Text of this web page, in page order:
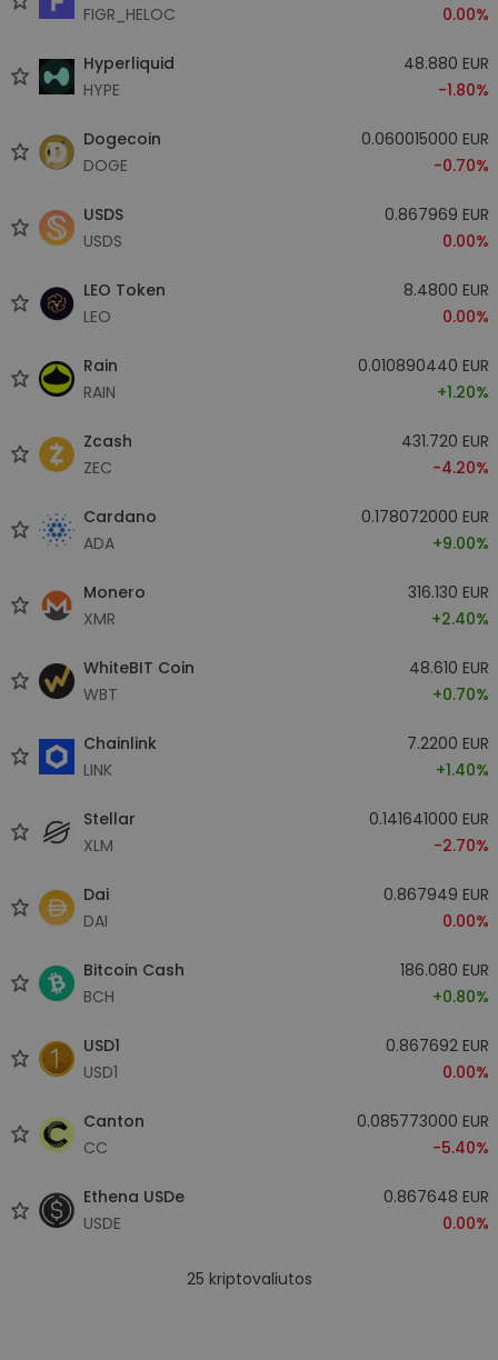
FIGR_HELOC
0.00%
Hyperliquid
HYPE
48.880 EUR
-1.80%
Dogecoin
DOGE
0.060015000 EUR
-0.70%
USDS
USDS
0.867969 EUR
0.00%
LEO Token
LEO
8.4800 EUR
0.00%
Rain
RAIN
0.010890440 EUR
+1.20%
Zcash
ZEC
431.720 EUR
-4.20%
Cardano
ADA
0.178072000 EUR
+9.00%
Monero
XMR
316.130 EUR
+2.40%
WhiteBIT Coin
WBT
48.610 EUR
+0.70%
Chainlink
LINK
7.2200 EUR
+1.40%
Stellar
XLM
0.141641000 EUR
-2.70%
Dai
DAI
0.867949 EUR
0.00%
Bitcoin Cash
BCH
186.080 EUR
+0.80%
USD1
USD1
0.867692 EUR
0.00%
Canton
CC
0.085773000 EUR
-5.40%
Ethena USDe
USDE
0.867648 EUR
0.00%
25 kriptovaliutos